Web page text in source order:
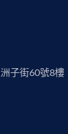
子街60號8樓